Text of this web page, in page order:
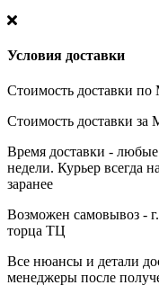
Условия доставки
Стоимость доставки по
Стоимость доставки
Время доставки -
недели. Курьер всегда
заранее
Возможен самовывоз -
торца ТЦ
Все нюансы и детали
менеджеры после